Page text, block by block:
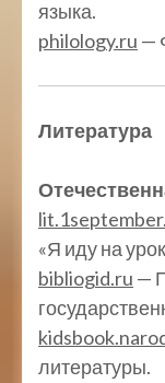
языка.
philology.ru —
Литература
«Я иду на
bibliogid.ru —
литературы.